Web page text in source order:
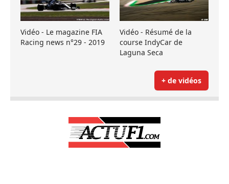
Vidéo - Le magazine FIA
Racing news n°29 - 2019
Vidéo - Résumé de la
course IndyCar de
Laguna Seca
+ de vidéos